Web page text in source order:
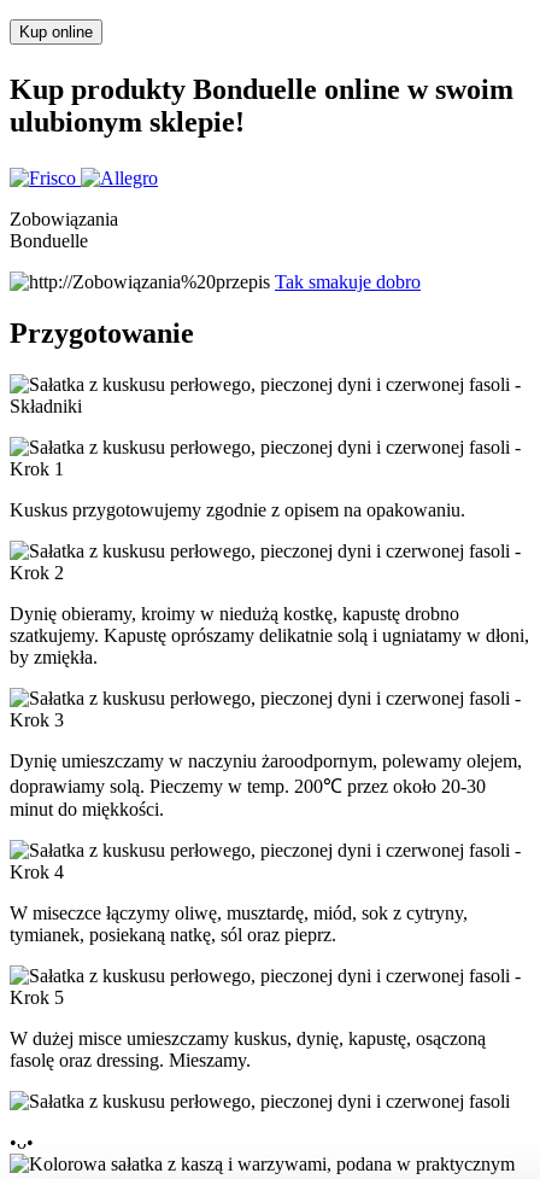
Kup online
Kup produkty Bonduelle online w swoim
ulubionym sklepie!
Zobowiązania
Bonduelle
Tak smakuje dobro
Przygotowanie
Kuskus przygotowujemy zgodnie z opisem na opakowaniu.
Dynię obieramy, kroimy w niedużą kostkę, kapustę drobno
szatkujemy. Kapustę oprószamy delikatnie solą i ugniatamy w dłoni,
by zmiękła.
Dynię umieszczamy w naczyniu żaroodpornym, polewamy olejem,
doprawiamy solą. Pieczemy w temp. 200℃ przez około 20-30
minut do miękkości.
W miseczce łączymy oliwę, musztardę, miód, sok z cytryny,
tymianek, posiekaną natkę, sól oraz pieprz.
W dużej misce umieszczamy kuskus, dynię, kapustę, osączoną
fasolę oraz dressing. Mieszamy.
•ᴗ•